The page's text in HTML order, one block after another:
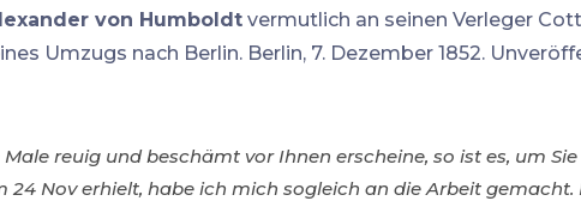
von Humboldt vermutlich an seinen Verleger
Umzugs nach Berlin. Berlin, 7. Dezember 1852.
reuig und beschämt vor Ihnen erscheine, so ist es, um
24 Nov erhielt, habe ich mich sogleich an die Arbeit